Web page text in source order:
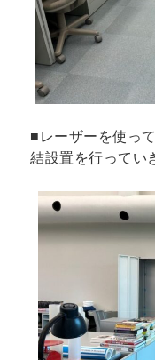
■レーザーを使っ
結設置を行ってい